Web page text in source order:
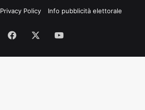
Privacy Policy Info pubblicità elettorale
Facebook
Tube